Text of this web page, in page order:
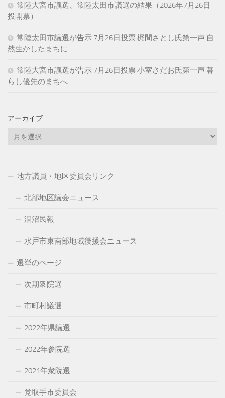
常陸大宮市議選、常陸太田市議選の結果（2026年7月26日
投開票）
常陸太田市議選が告示 7月26日投票 梶間さとし氏第一声 自
然生かしたまちに
常陸大宮市議選が告示 7月26日投票 小室さだお氏第一声 暮
らし優先のまちへ
アーカイブ
地方議員・地区委員会リンク
北部地区議会ニュース
涸沼民報
水戸市東南部地域後援会ニュース
選挙のページ
次期衆院選
市町村議選
2022年県議選
2022年参院選
2021年衆院選
党取手市委員会